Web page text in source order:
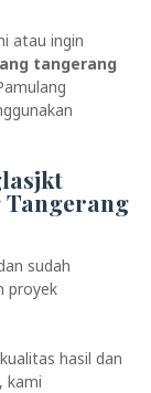
atau ingin
tangerang
sudah
proyek
hasil dan
kami